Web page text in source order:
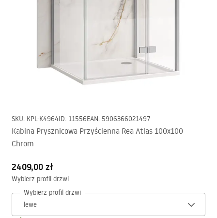
SKU: KPL-K4964ID: 11556EAN: 5906366021497
Kabina Prysznicowa Przyścienna Rea Atlas 100x100
Chrom
2409,00 zł
Wybierz profil drzwi
Wybierz profil drzwi